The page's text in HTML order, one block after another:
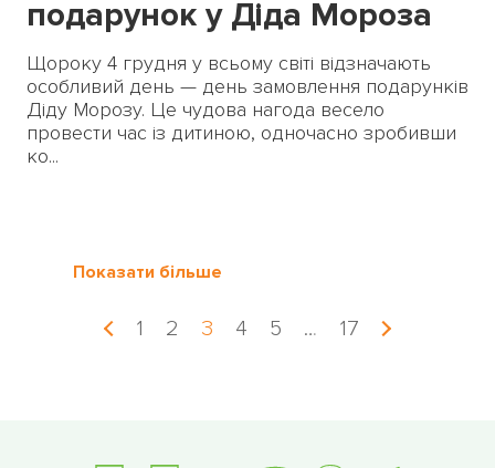
подарунок у Діда Мороза
Щороку 4 грудня у всьому світі відзначають
особливий день — день замовлення подарунків
Діду Морозу. Це чудова нагода весело
провести час із дитиною, одночасно зробивши
ко...
Показати більше
1 2 3 4 5 … 17